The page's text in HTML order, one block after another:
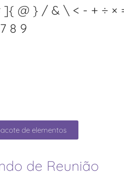
# ]{ @ } / & \ < - + ÷ ×
8 9
de elementos
de Reunião